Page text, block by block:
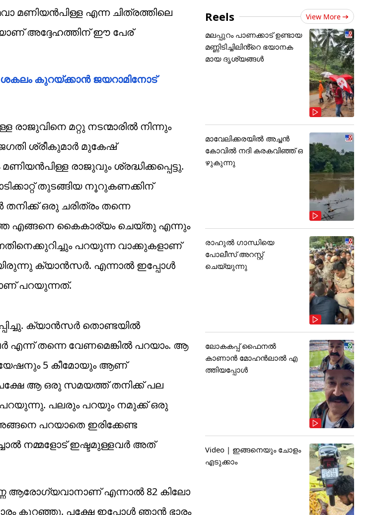
മണിയൻപിള്ള എന്ന ചിത്രത്തിലെ
അദ്ദേഹത്തിന് ഈ പേര്
കുറയ്ക്കാന്‍ ജയറാമിനോട്
മറ്റു നടന്മാരിൽ നിന്നും
ശ്രീകുമാർ മുകേഷ്
രാജുവും ശ്രദ്ധിക്കപ്പെട്ടു.
തുടങ്ങിയ നൂറുകണക്കിന്
ഒരു ചരിത്രം തന്നെ
എങ്ങനെ കൈകാര്യം ചെയ്തു എന്നും
പറയുന്ന വാക്കുകളാണ്
ക്യാൻസർ. എന്നാൽ ഇപ്പോൾ
പറയുന്നത്.
ക്യാൻസർ തൊണ്ടയിൽ
തന്നെ വേണമെങ്കിൽ പറയാം. ആ
5 കീമോയും ആണ്
ആ ഒരു സമയത്ത് തനിക്ക് പല
പറയുന്നു. പലരും പറയും നമുക്ക് ഒരു
പറയാതെ ഇരിക്കേണ്ട
നമ്മളോട് ഇഷ്ടമുള്ളവർ അത്
ആരോഗ്യവാനാണ് എന്നാൽ 82 കിലോ
കുറഞ്ഞു. പക്ഷേ ഇപ്പോൾ ഞാൻ ഭാരം
Reels View More
മലപ്പുറം പാണക്കാട് ഉണ്ടായ
മണ്ണിടിച്ചിലിൻ്റെ ഭയാനക
മായ ദൃശ്യങ്ങൾ
മാവേലിക്കരയിൽ അച്ചൻ
കോവിൽ നദി കരകവിഞ്ഞ് ഒ
ഴുകുന്നു
രാഹുൽ ഗാന്ധിയെ
പോലീസ് അറസ്റ്റ്
ചെയ്യുന്നു
ലോകകപ്പ് ഫൈനൽ
കാണാൻ മോഹൻലാൽ എ
ത്തിയപ്പോൾ
Video | ഇങ്ങനെയും ചോളം
എടുക്കാം